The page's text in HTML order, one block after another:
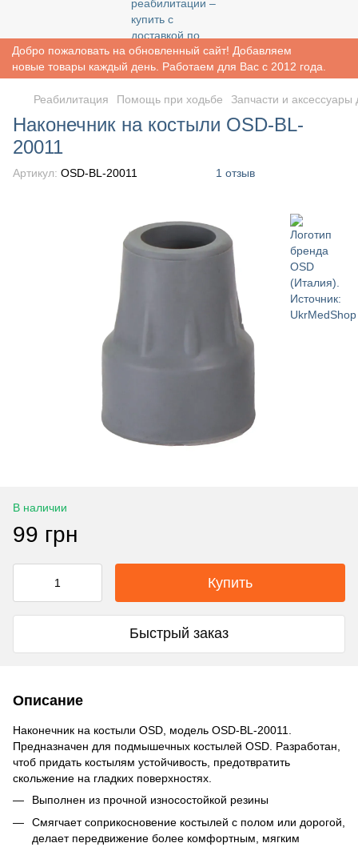
Добро пожаловать на обновленный сайт! Добавляем
новые товары каждый день. Работаем для Вас с 2012 года.
Реабилитация Помощь при ходьбе Запчасти и аксессуары
Наконечник на костыли OSD-BL-
20011
Артикул: OSD-BL-20011 1 отзыв
В наличии
99 грн
Купить
Быстрый заказ
Описание
Наконечник на костыли OSD, модель OSD-BL-20011.
Предназначен для подмышечных костылей OSD. Разработан,
чтоб придать костылям устойчивость, предотвратить
скольжение на гладких поверхностях.
Выполнен из прочной износостойкой резины
Смягчает соприкосновение костылей с полом или дорогой,
делает передвижение более комфортным, мягким